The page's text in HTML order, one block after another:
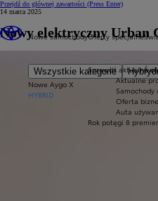
Przejdź do głównej zawartości (Press Enter)
Nowe samochody
Wszystkie kategorie
Nowe Aygo X
HYBRID
Oferty specjalne
Sprawdź aktualne
Aktualne
Samochody
Oferta
Auta
Rok potęgi 8 premier
14 marca 2025
Nowy elektryczny Urban